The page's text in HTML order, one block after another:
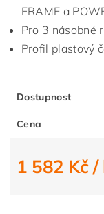
FRAME a
Pro 3 násobné
Profil plastový
Dostupnost
Cena
1 582 Kč/